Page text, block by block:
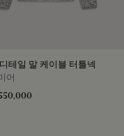
테일 말 케이블 터틀넥
어
Noir